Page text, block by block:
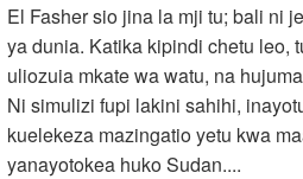
El Fasher sio jina la mji tu; bali ni
ya dunia. Katika kipindi chetu leo,
uliozuia mkate wa watu, na
Ni simulizi fupi lakini sahihi,
kuelekeza mazingatio yetu kwa
yanayotokea huko Sudan....